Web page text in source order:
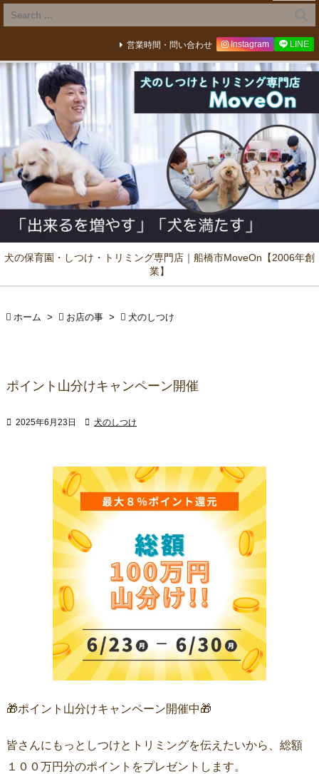
犬の保育園・しつけ・トリミング専門店｜船橋市MoveOn【2006年創
業】
営業時間・問い合わせ Instagram LINE
 ホーム >  お店の事 >  犬のしつけ
ポイント山分けキャンペーン開催
 2025年6月23日  犬のしつけ
🎁ポイント山分けキャンペーン開催中🎁
皆さんにもっとしつけとトリミングを伝えたいから、総額
１００万円分のポイントをプレゼントします。